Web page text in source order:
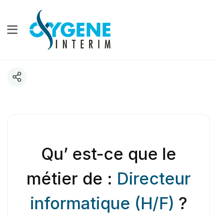
Qu’ est-ce que le
métier de : Directeur
informatique (H/F) ?